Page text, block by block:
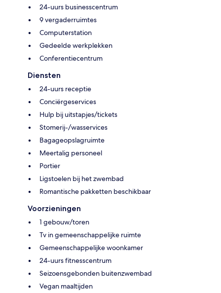
24-uurs businesscentrum
9 vergaderruimtes
Computerstation
Gedeelde werkplekken
Conferentiecentrum
Diensten
24-uurs receptie
Conciërgeservices
Hulp bij uitstapjes/tickets
Stomerij-/wasservices
Bagageopslagruimte
Meertalig personeel
Portier
Ligstoelen bij het zwembad
Romantische pakketten beschikbaar
Voorzieningen
1 gebouw/toren
Tv in gemeenschappelijke ruimte
Gemeenschappelijke woonkamer
24-uurs fitnesscentrum
Seizoensgebonden buitenzwembad
Vegan maaltijden